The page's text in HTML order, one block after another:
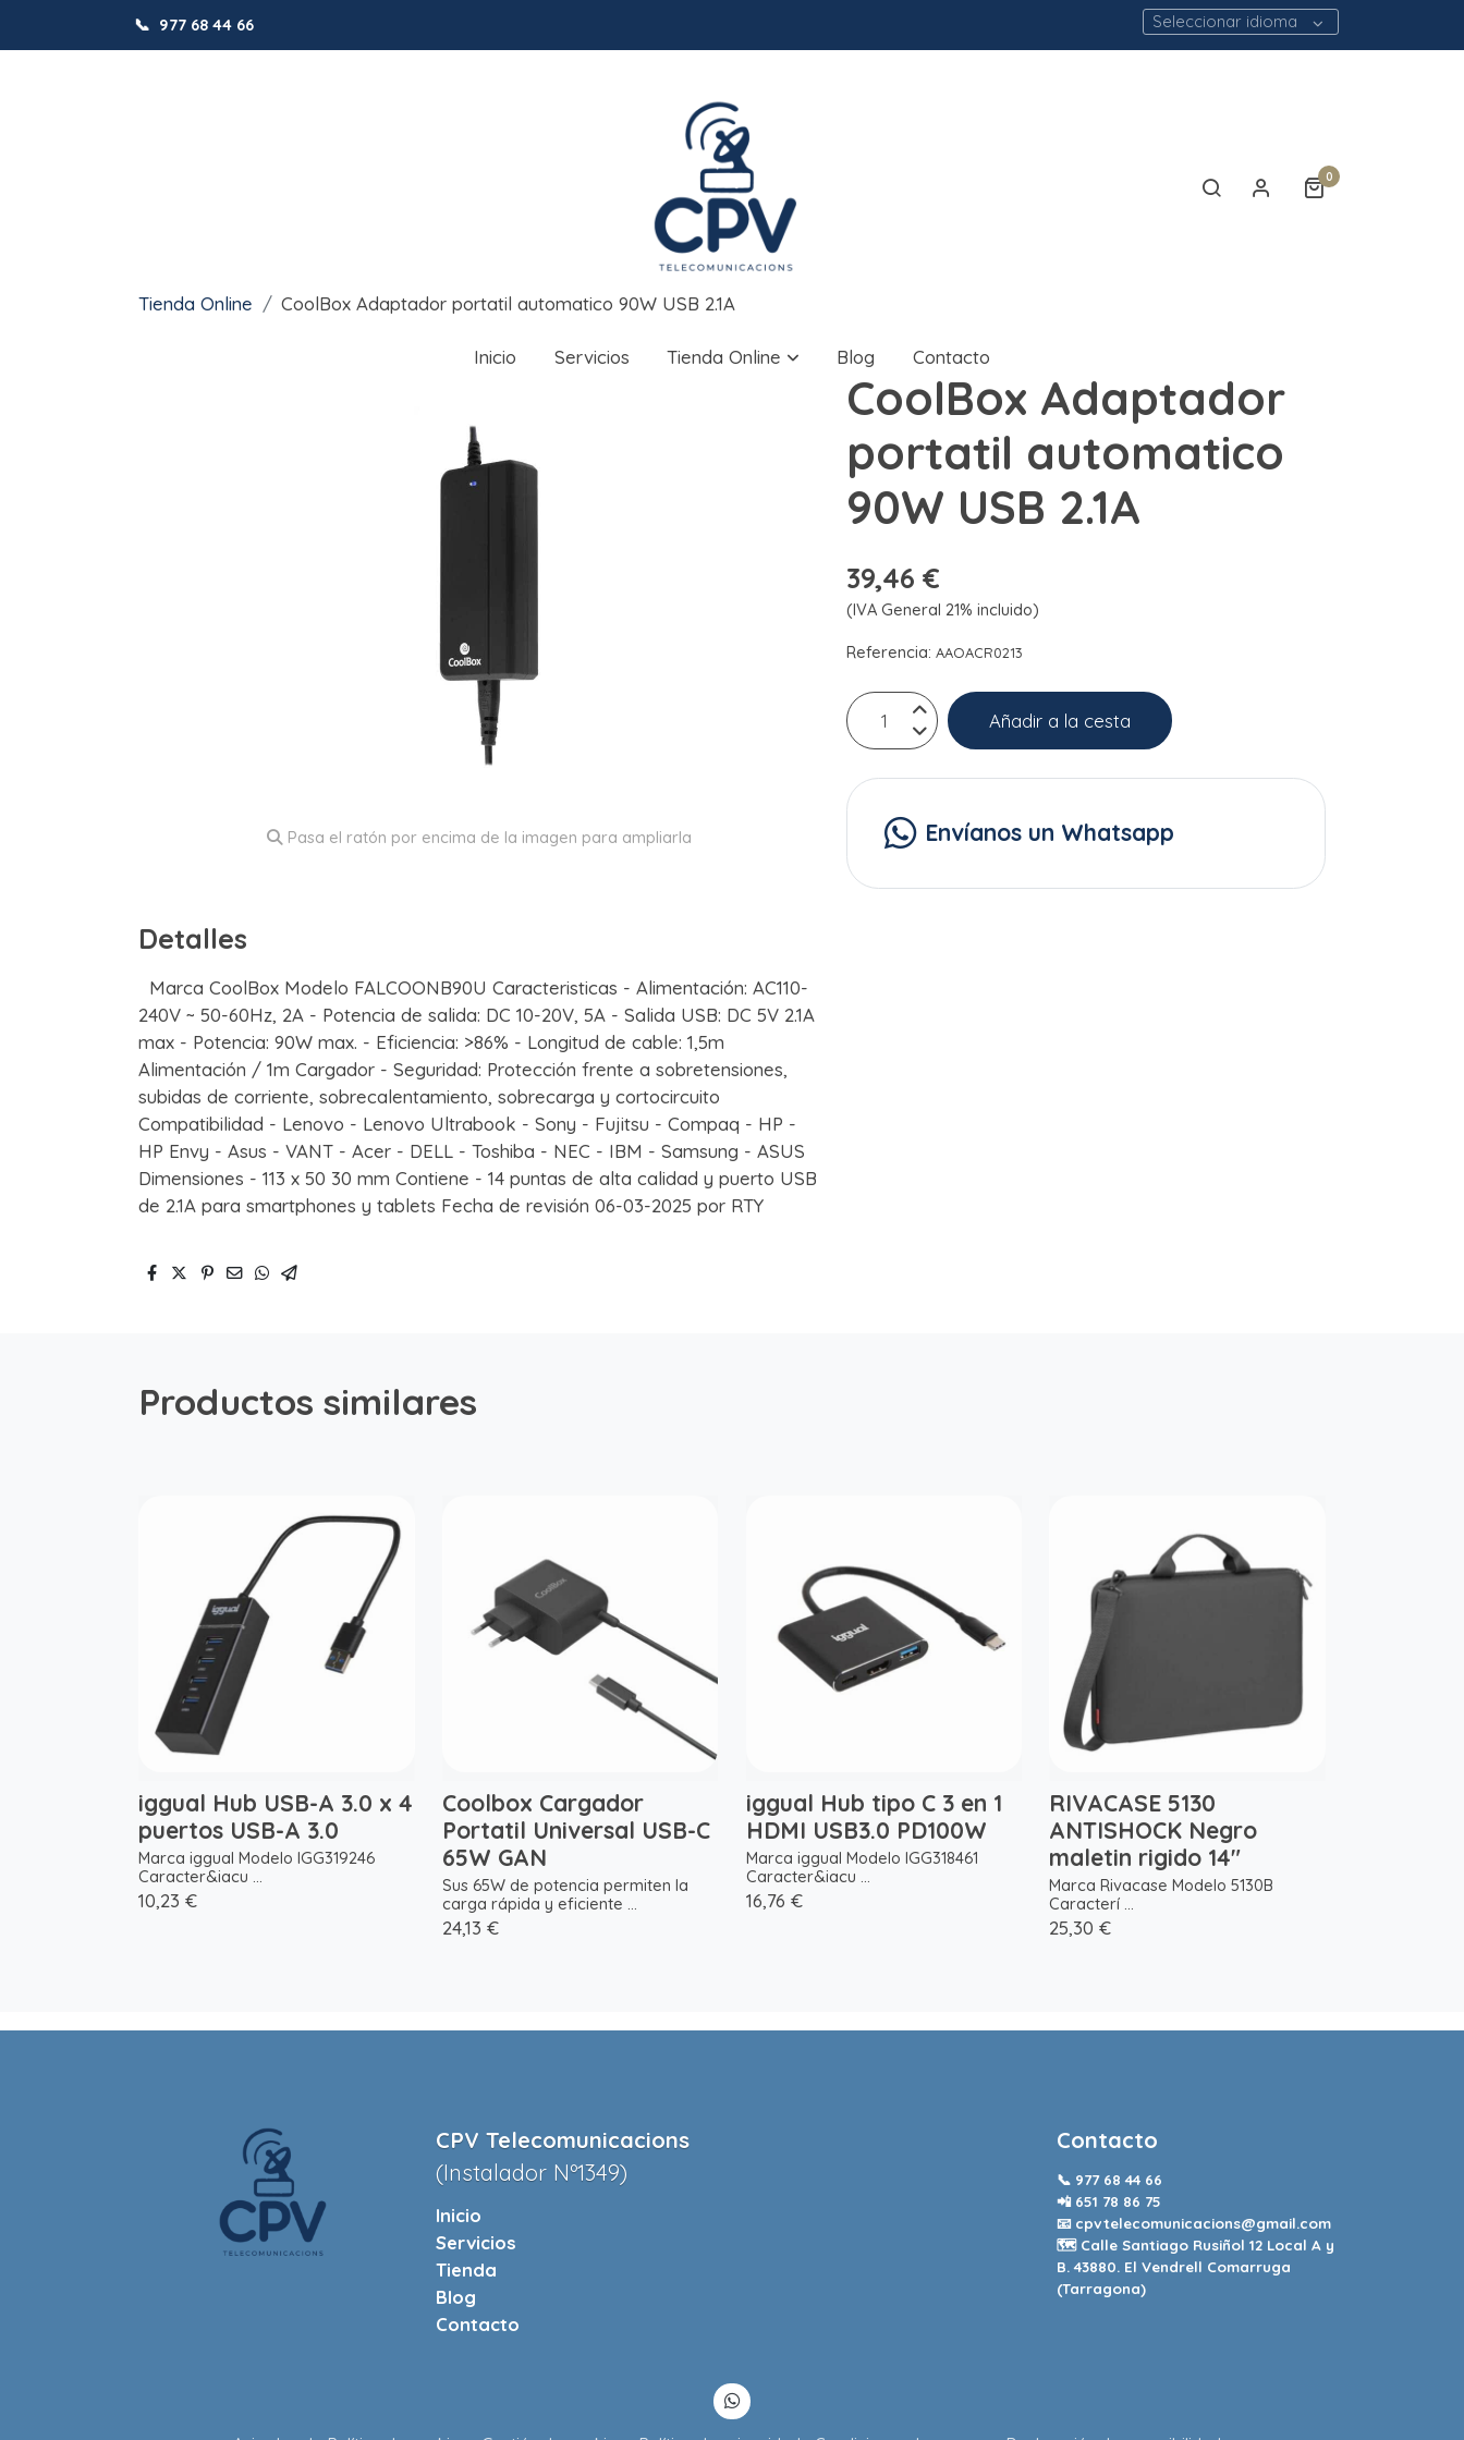
📞 977 68 44 66 Seleccionar idioma
0
Inicio Servicios Tienda Online Blog Contacto
Tienda Online CoolBox Adaptador portatil automatico 90W USB 2.1A
Pasa el ratón por encima de la imagen para ampliarla
Detalles
Marca CoolBox Modelo FALCOONB90U Caracteristicas - Alimentación: AC110-
240V ~ 50-60Hz, 2A - Potencia de salida: DC 10-20V, 5A - Salida USB: DC 5V 2.1A
max - Potencia: 90W max. - Eficiencia: >86% - Longitud de cable: 1,5m
Alimentación / 1m Cargador - Seguridad: Protección frente a sobretensiones,
subidas de corriente, sobrecalentamiento, sobrecarga y cortocircuito
Compatibilidad - Lenovo - Lenovo Ultrabook - Sony - Fujitsu - Compaq - HP -
HP Envy - Asus - VANT - Acer - DELL - Toshiba - NEC - IBM - Samsung - ASUS
Dimensiones - 113 x 50 30 mm Contiene - 14 puntas de alta calidad y puerto USB
de 2.1A para smartphones y tablets Fecha de revisión 06-03-2025 por RTY
CoolBox Adaptador
portatil automatico
90W USB 2.1A
39,46 €
(IVA General 21% incluido)
Referencia:AAOACR0213
Añadir a la cesta
Envíanos un Whatsapp
Productos similares
iggual Hub USB-A 3.0 x 4
puertos USB-A 3.0
Marca iggual Modelo IGG319246
Caracter&iacu ...
10,23 €
Coolbox Cargador
Portatil Universal USB-C
65W GAN
Sus 65W de potencia permiten la
carga rápida y eficiente ...
24,13 €
iggual Hub tipo C 3 en 1
HDMI USB3.0 PD100W
Marca iggual Modelo IGG318461
Caracter&iacu ...
16,76 €
RIVACASE 5130
ANTISHOCK Negro
maletin rigido 14"
Marca Rivacase Modelo 5130B
Caracterí ...
25,30 €
CPV Telecomunicacions
(Instalador Nº1349)
Inicio
Servicios
Tienda
Blog
Contacto
Contacto
📞 977 68 44 66
📲 651 78 86 75
📧 cpvtelecomunicacions@gmail.com
🗺️ Calle Santiago Rusiñol 12 Local A y
B. 43880. El Vendrell Comarruga
(Tarragona)